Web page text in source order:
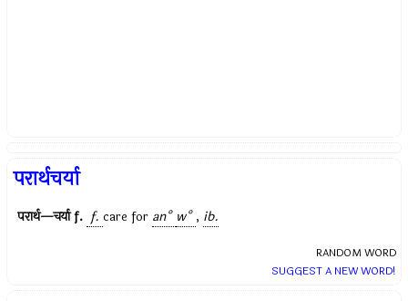
परार्थचर्या
परार्थ—चर्याf. f. care for an° w° , ib.
RANDOM WORD
SUGGEST A NEW WORD!